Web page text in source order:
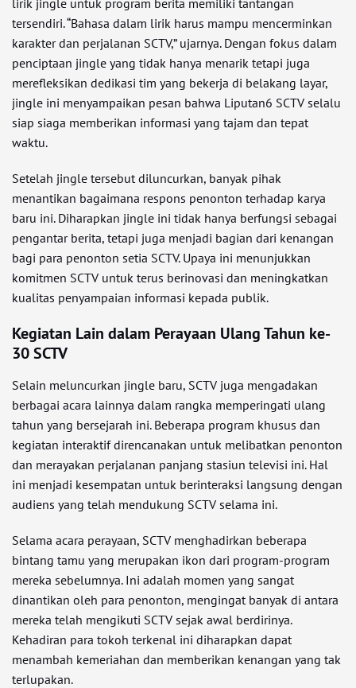
lirik jingle untuk program berita memiliki tantangan
tersendiri. “Bahasa dalam lirik harus mampu mencerminkan
karakter dan perjalanan SCTV,” ujarnya. Dengan fokus dalam
penciptaan jingle yang tidak hanya menarik tetapi juga
merefleksikan dedikasi tim yang bekerja di belakang layar,
jingle ini menyampaikan pesan bahwa Liputan6 SCTV selalu
siap siaga memberikan informasi yang tajam dan tepat
waktu.
Setelah jingle tersebut diluncurkan, banyak pihak
menantikan bagaimana respons penonton terhadap karya
baru ini. Diharapkan jingle ini tidak hanya berfungsi sebagai
pengantar berita, tetapi juga menjadi bagian dari kenangan
bagi para penonton setia SCTV. Upaya ini menunjukkan
komitmen SCTV untuk terus berinovasi dan meningkatkan
kualitas penyampaian informasi kepada publik.
Kegiatan Lain dalam Perayaan Ulang Tahun ke-
30 SCTV
Selain meluncurkan jingle baru, SCTV juga mengadakan
berbagai acara lainnya dalam rangka memperingati ulang
tahun yang bersejarah ini. Beberapa program khusus dan
kegiatan interaktif direncanakan untuk melibatkan penonton
dan merayakan perjalanan panjang stasiun televisi ini. Hal
ini menjadi kesempatan untuk berinteraksi langsung dengan
audiens yang telah mendukung SCTV selama ini.
Selama acara perayaan, SCTV menghadirkan beberapa
bintang tamu yang merupakan ikon dari program-program
mereka sebelumnya. Ini adalah momen yang sangat
dinantikan oleh para penonton, mengingat banyak di antara
mereka telah mengikuti SCTV sejak awal berdirinya.
Kehadiran para tokoh terkenal ini diharapkan dapat
menambah kemeriahan dan memberikan kenangan yang tak
terlupakan.